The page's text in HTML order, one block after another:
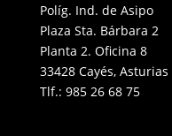
Políg. Ind. de Asipo
Plaza Sta. Bárbara 2
Planta 2. Oficina 8
33428 Cayés, Asturias
Tlf.: 985 26 68 75